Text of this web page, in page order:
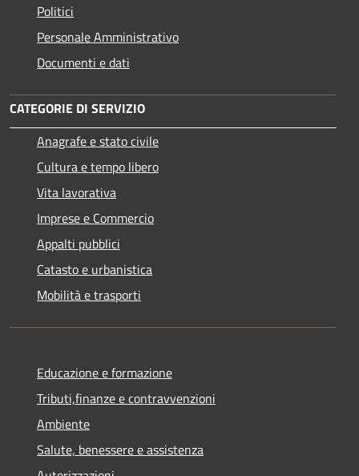
Politici
Personale Amministrativo
Documenti e dati
CATEGORIE DI SERVIZIO
Anagrafe e stato civile
Cultura e tempo libero
Vita lavorativa
Imprese e Commercio
Appalti pubblici
Catasto e urbanistica
Mobilità e trasporti
Educazione e formazione
Tributi,finanze e contravvenzioni
Ambiente
Salute, benessere e assistenza